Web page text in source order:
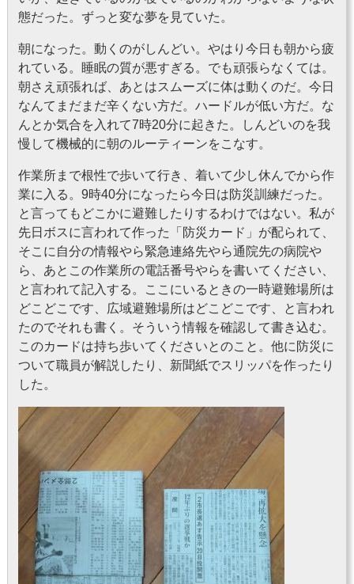
態だった。ずっと変な夢を見ていた。
朝になった。動くのがしんどい。やはり今日も朝から疲
れている。睡眠の質が悪すぎる。でも頑張らなくては。
朝さえ頑張れば、あとはスムーズに体は動くのだ。今日
なんてまだまだ辛くない方だ。ハードルが低い方だ。な
んとか気合を入れて7時20分に起きた。しんどいのを我
慢して機械的に朝のルーティーンをこなす。
作業所まで根性で歩いて行き、着いて少し休んでから作
業に入る。9時40分になったら今日は防災訓練だった。
と言ってもどこかに避難したりするわけではない。私が
先日ボスに言われて作った「防災カード」が配られて、
そこに自分の情報やら緊急連絡先やら通院先の病院や
ら、あとこの作業所の電話番号やらを書いてください、
と言われて記入する。ここにいるときの一時避難場所は
どこどこです、広域避難場所はどこどこです、と言われ
たのでそれも書く。そういう情報を確認して書き込む。
このカードは持ち歩いてくださいとのこと。他に防災に
ついて職員が解説したり、新聞紙でスリッパを作ったり
した。